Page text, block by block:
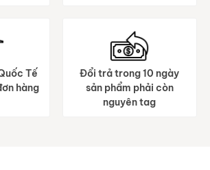
Tế
hàng
Đổi trả trong 10 ngày
sản phẩm phải còn
nguyên tag